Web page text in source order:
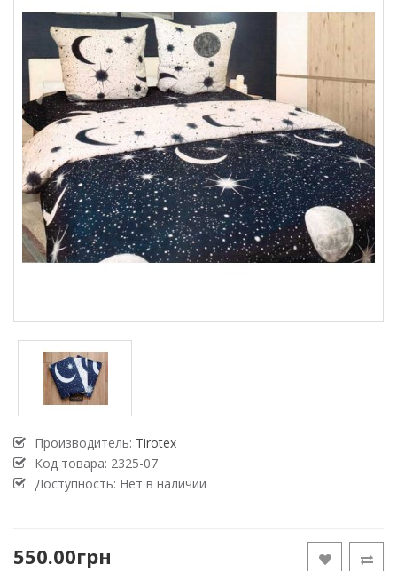
Производитель: Tirotex
Код товара: 2325-07
Доступность: Нет в наличии
550.00грн